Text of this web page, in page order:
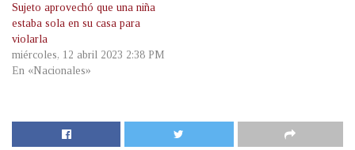
Sujeto aprovechó que una niña
estaba sola en su casa para
violarla
miércoles, 12 abril 2023 2:38 PM
En «Nacionales»